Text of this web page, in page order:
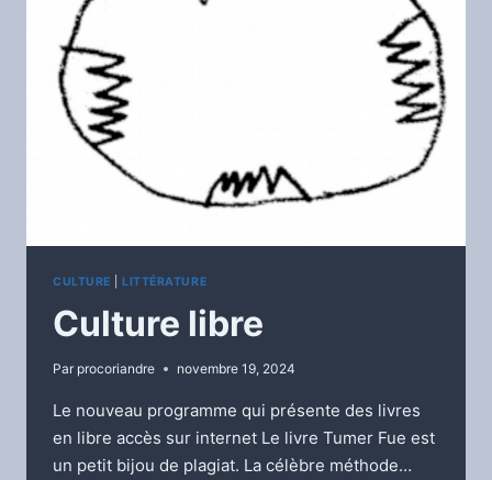
CULTURE LITTÉRATURE
Culture libre
Par procoriandre novembre 19, 2024
Le nouveau programme qui présente des livres
en libre accès sur internet Le livre Tumer Fue est
un petit bijou de plagiat. La célèbre méthode…